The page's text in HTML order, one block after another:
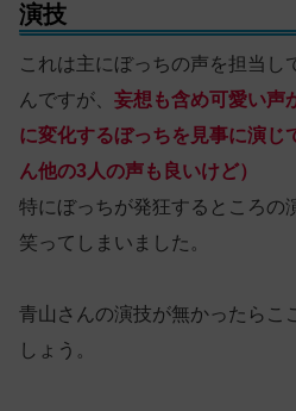
演技
これは主にぼっちの声を担当し
んですが、 妄想も含め可愛い声
に変化するぼっちを見事に演じ
ん他の3人の声も良いけど）
特にぼっちが発狂するところの
笑ってしまいました。
青山さんの演技が無かったらこ
しょう。